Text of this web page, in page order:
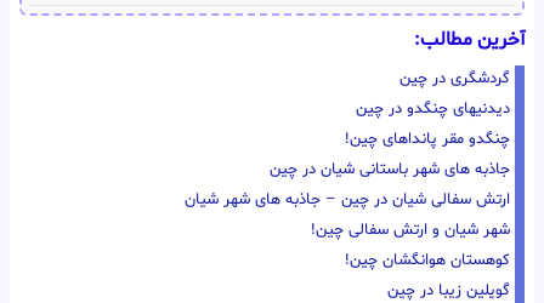
آخرین مطالب:
گردشگری در چین
دیدنیهای چنگدو در چین
چنگدو مقر پانداهای چین!
جاذبه های شهر باستانی شیان در چین
ارتش سفالی شیان در چین – جاذبه های شهر شیان
شهر شیان و ارتش سفالی چین!
کوهستان هوانگشان چین!
گویلین زیبا در چین